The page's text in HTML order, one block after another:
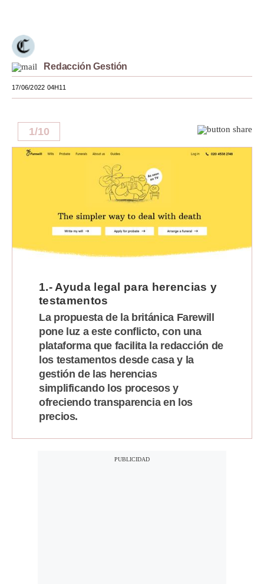
Plus G
Opinión
Editorial
Blogs
Estilos
EEUU
España
Internacional
Tecnología
Club del Suscriptor
Redacción Gestión
17/06/2022 04H11
1/10
1.- Ayuda legal para herencias y
testamentos
La propuesta de la británica Farewill
pone luz a este conflicto, con una
plataforma que facilita la redacción de
los testamentos desde casa y la
gestión de las herencias
simplificando los procesos y
ofreciendo transparencia en los
precios.